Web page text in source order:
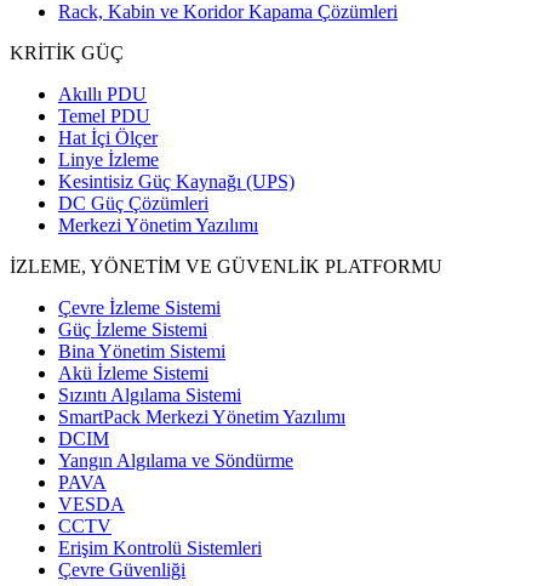
Rack, Kabin ve Koridor Kapama Çözümleri
KRİTİK GÜÇ
Akıllı PDU
Temel PDU
Hat İçi Ölçer
Linye İzleme
Kesintisiz Güç Kaynağı (UPS)
DC Güç Çözümleri
Merkezi Yönetim Yazılımı
İZLEME, YÖNETİM VE GÜVENLİK PLATFORMU
Çevre İzleme Sistemi
Güç İzleme Sistemi
Bina Yönetim Sistemi
Akü İzleme Sistemi
Sızıntı Algılama Sistemi
SmartPack Merkezi Yönetim Yazılımı
DCIM
Yangın Algılama ve Söndürme
PAVA
VESDA
CCTV
Erişim Kontrolü Sistemleri
Çevre Güvenliği